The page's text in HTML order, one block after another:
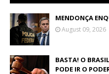
MENDONÇA
August 09, 2026
BASTA! O
PODE IR O